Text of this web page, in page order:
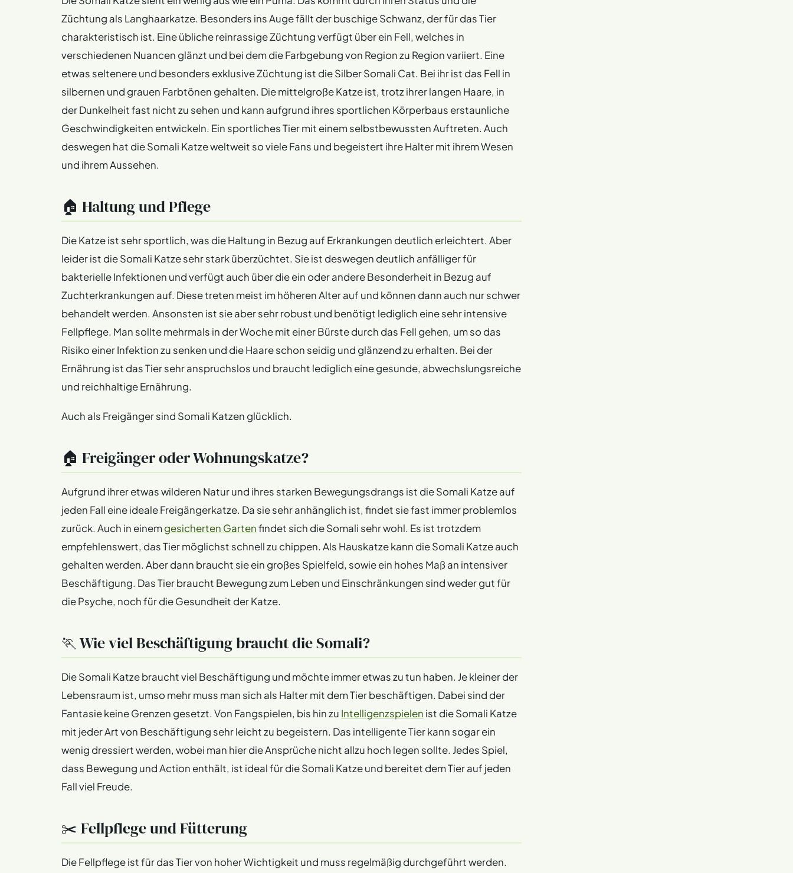
Züchtung als Langhaarkatze. Besonders ins Auge fällt der buschige Schwanz, der für das Tier
charakteristisch ist. Eine übliche reinrassige Züchtung verfügt über ein Fell, welches in
verschiedenen Nuancen glänzt und bei dem die Farbgebung von Region zu Region variiert. Eine
etwas seltenere und besonders exklusive Züchtung ist die Silber Somali Cat. Bei ihr ist das Fell in
silbernen und grauen Farbtönen gehalten. Die mittelgroße Katze ist, trotz ihrer langen Haare, in
der Dunkelheit fast nicht zu sehen und kann aufgrund ihres sportlichen Körperbaus erstaunliche
Geschwindigkeiten entwickeln. Ein sportliches Tier mit einem selbstbewussten Auftreten. Auch
deswegen hat die Somali Katze weltweit so viele Fans und begeistert ihre Halter mit ihrem Wesen
und ihrem Aussehen.
🏠 Haltung und Pflege
Die Katze ist sehr sportlich, was die Haltung in Bezug auf Erkrankungen deutlich erleichtert. Aber
leider ist die Somali Katze sehr stark überzüchtet. Sie ist deswegen deutlich anfälliger für
bakterielle Infektionen und verfügt auch über die ein oder andere Besonderheit in Bezug auf
Zuchterkrankungen auf. Diese treten meist im höheren Alter auf und können dann auch nur schwer
behandelt werden. Ansonsten ist sie aber sehr robust und benötigt lediglich eine sehr intensive
Fellpflege. Man sollte mehrmals in der Woche mit einer Bürste durch das Fell gehen, um so das
Risiko einer Infektion zu senken und die Haare schon seidig und glänzend zu erhalten. Bei der
Ernährung ist das Tier sehr anspruchslos und braucht lediglich eine gesunde, abwechslungsreiche
und reichhaltige Ernährung.
Auch als Freigänger sind Somali Katzen glücklich.
🏠 Freigänger oder Wohnungskatze?
Aufgrund ihrer etwas wilderen Natur und ihres starken Bewegungsdrangs ist die Somali Katze auf
jeden Fall eine ideale Freigängerkatze. Da sie sehr anhänglich ist, findet sie fast immer problemlos
zurück. Auch in einemgesicherten Gartenfindet sich die Somali sehr wohl. Es ist trotzdem
empfehlenswert, das Tier möglichst schnell zu chippen. Als Hauskatze kann die Somali Katze auch
gehalten werden. Aber dann braucht sie ein großes Spielfeld, sowie ein hohes Maß an intensiver
Beschäftigung. Das Tier braucht Bewegung zum Leben und Einschränkungen sind weder gut für
die Psyche, noch für die Gesundheit der Katze.
🏃 Wie viel Beschäftigung braucht die Somali?
Die Somali Katze braucht viel Beschäftigung und möchte immer etwas zu tun haben. Je kleiner der
Lebensraum ist, umso mehr muss man sich als Halter mit dem Tier beschäftigen. Dabei sind der
Fantasie keine Grenzen gesetzt. Von Fangspielen, bis hin zu Intelligenzspielen ist die Somali Katze
mit jeder Art von Beschäftigung sehr leicht zu begeistern. Das intelligente Tier kann sogar ein
wenig dressiert werden, wobei man hier die Ansprüche nicht allzu hoch legen sollte. Jedes Spiel,
dass Bewegung und Action enthält, ist ideal für die Somali Katze und bereitet dem Tier auf jeden
Fall viel Freude.
✂️ Fellpflege und Fütterung
Die Fellpflege ist für das Tier von hoher Wichtigkeit und muss regelmäßig durchgeführt werden.